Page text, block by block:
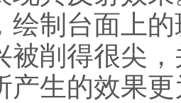
绘制台面上
被削得很尖
产生的效果